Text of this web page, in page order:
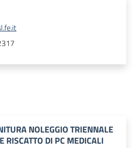
NOLEGGIO TRIENNALE
RISCATTO DI PC MEDICALI